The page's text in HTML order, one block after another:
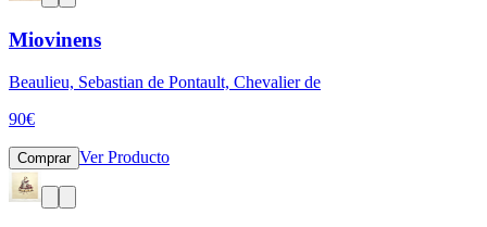
Miovinens
Beaulieu, Sebastian de Pontault, Chevalier de
90€
Comprar Ver Producto